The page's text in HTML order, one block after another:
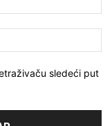
sledeći put